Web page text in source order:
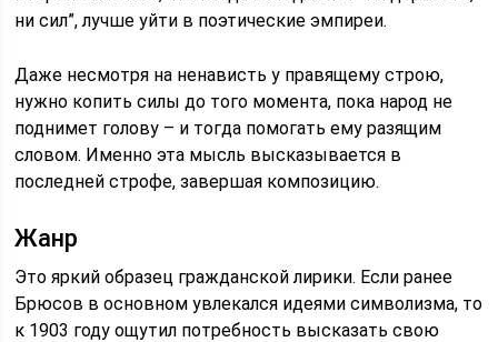
ни сил”, лучше уйти в поэтические эмпиреи.
Даже несмотря на ненависть у правящему строю,
нужно копить силы до того момента, пока народ не
поднимет голову – и тогда помогать ему разящим
словом. Именно эта мысль высказывается в
последней строфе, завершая композицию.
Жанр
Это яркий образец гражданской лирики. Если ранее
Брюсов в основном увлекался идеями символизма, то
к 1903 году ощутил потребность высказать свою